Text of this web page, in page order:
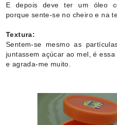
E depois deve ter um óleo
porque sente-se no cheiro e na
Textura:
Sentem-se mesmo as
juntassem açúcar ao mel, é
e agrada-me muito.